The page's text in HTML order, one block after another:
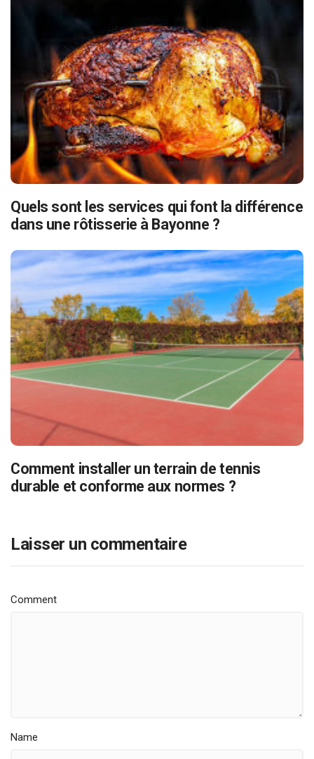
Quels sont les services qui font la différence
dans une rôtisserie à Bayonne ?
Comment installer un terrain de tennis
durable et conforme aux normes ?
Laisser un commentaire
Comment
Name